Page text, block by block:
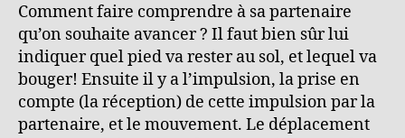
Comment faire comprendre à sa partenaire
qu’on souhaite avancer ? Il faut bien sûr lui
indiquer quel pied va rester au sol, et lequel va
bouger! Ensuite il y a l’impulsion, la prise en
compte (la réception) de cette impulsion par la
partenaire, et le mouvement. Le déplacement